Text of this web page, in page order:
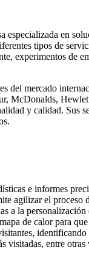
especializada en
tipos de
experimentos de
del mercado
McDonalds,
y calidad. Sus
e informes
agilizar el proceso
a la personalización
de calor para
identificando
visitadas, entre otras